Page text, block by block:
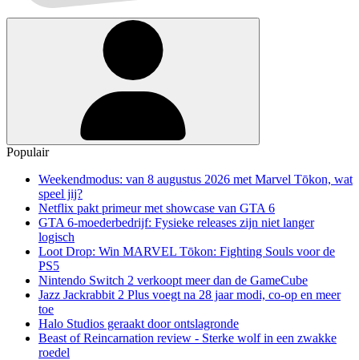
Populair
Weekendmodus: van 8 augustus 2026 met Marvel Tōkon, wat
speel jij?
Netflix pakt primeur met showcase van GTA 6
GTA 6-moederbedrijf: Fysieke releases zijn niet langer
logisch
Loot Drop: Win MARVEL Tōkon: Fighting Souls voor de
PS5
Nintendo Switch 2 verkoopt meer dan de GameCube
Jazz Jackrabbit 2 Plus voegt na 28 jaar modi, co-op en meer
toe
Halo Studios geraakt door ontslagronde
Beast of Reincarnation review - Sterke wolf in een zwakke
roedel